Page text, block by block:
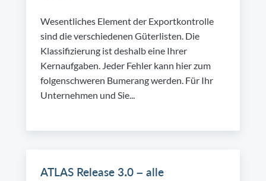
Wesentliches Element der Exportkontrolle
sind die verschiedenen Güterlisten. Die
Klassifizierung ist deshalb eine Ihrer
Kernaufgaben. Jeder Fehler kann hier zum
folgenschweren Bumerang werden. Für Ihr
Unternehmen und Sie...
ATLAS Release 3.0 – alle